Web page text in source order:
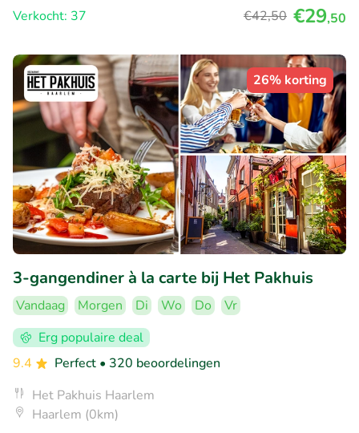
Verkocht: 37
€42,50 €29,50
26% korting
3-gangendiner à la carte bij Het Pakhuis
Vandaag Morgen Di Wo Do
Vr
Erg populaire deal
9.4
Perfect • 320 beoordelingen
Het Pakhuis Haarlem
Haarlem (0km)